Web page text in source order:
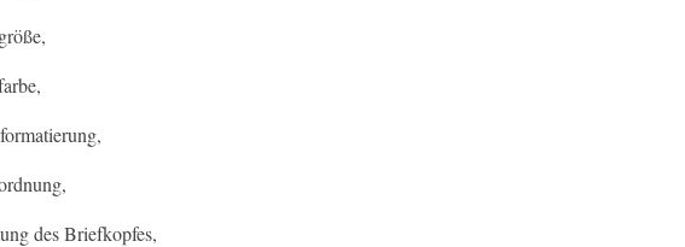
des Briefkopfes,